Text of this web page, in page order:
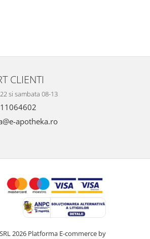
CLIENTI
si sambata 08-13
apotheka.ro
2026 Platforma E-commerce by